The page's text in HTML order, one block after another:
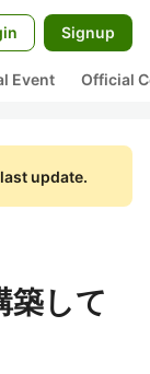
Signup
Event Official
update.
して